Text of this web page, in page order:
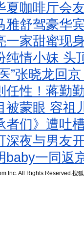
夏咖啡厅会
雅舒驾豪华
一家甜蜜现
纯情小妹 头
”张晓龙回
任性！蒋勤
被蒙眼 容祖
者们》遭吐
深夜与男友
baby一同返
Inc. All Rights Reserved.搜